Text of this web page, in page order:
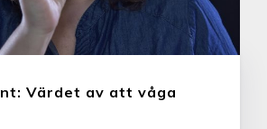
Värdet av att våga